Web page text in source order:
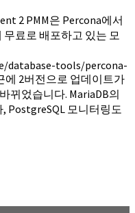
2 PMM은 Percona에서
료로 배포하고 있는 모
database-tools/percona-
2버전으로 업데이트가
뀌었습니다. MariaDB의
PostgreSQL 모니터링도